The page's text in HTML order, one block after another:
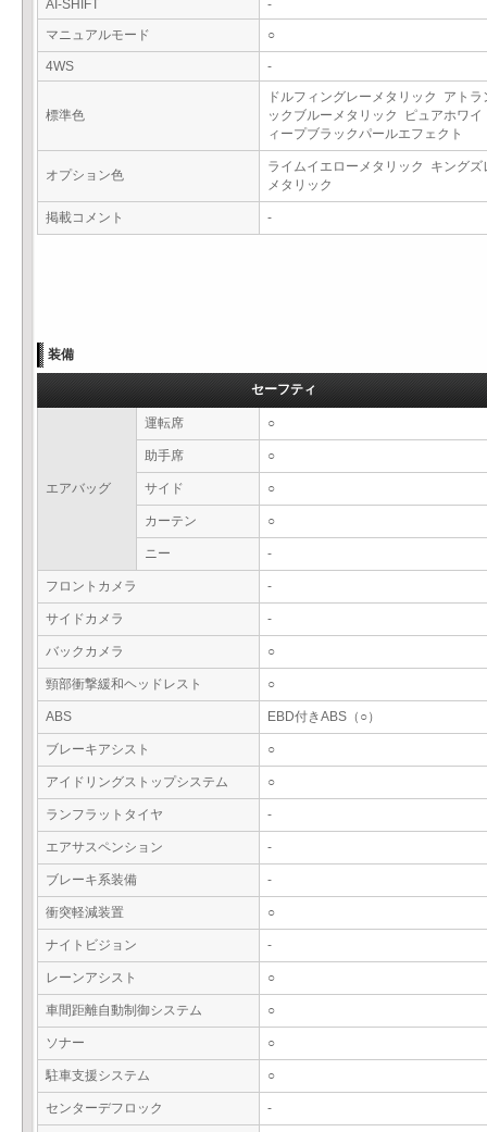
AI-SHIFT
-
マニュアルモード
○
4WS -
標準色
ドルフィングレーメタリック アトラ
ックブルーメタリック ピュアホワ
ィープブラックパールエフェクト
オプション色
ライムイエローメタリック キングズ
メタリック
掲載コメント -
装備
セーフティ
エアバッグ
運転席 ○
助手席 ○
サイド ○
カーテン ○
ニー -
フロントカメラ -
サイドカメラ -
バックカメラ ○
頸部衝撃緩和ヘッドレスト ○
ABS EBD付きABS（○）
ブレーキアシスト ○
アイドリングストップシステム ○
ランフラットタイヤ -
エアサスペンション -
ブレーキ系装備 -
衝突軽減装置 ○
ナイトビジョン -
レーンアシスト ○
車間距離自動制御システム ○
ソナー ○
駐車支援システム ○
センターデフロック -